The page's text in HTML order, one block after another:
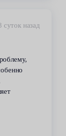
суток назад